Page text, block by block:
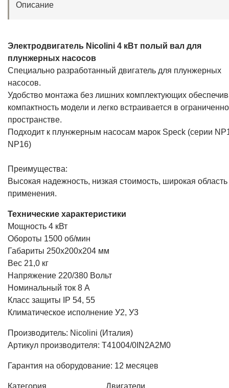
Описание
Электродвигатель Nicolini 4 кВт полый вал для
плунжерных насосов
Специально разработанный двигатель для плунжерных
насосов.
Удобство монтажа без лишних комплектующих
компактность модели и легко встраивается в
пространстве.
Подходит к плунжерным насосам марок Speck (серии
NP16)
Преимущества:
Высокая надежность, низкая стоимость, широкая область
применения.
Технические характеристики
Мощность 4 кВт
Обороты 1500 об/мин
Габариты 250х200х204 мм
Вес 21,0 кг
Напряжение 220/380 Вольт
Номинальный ток 8 А
Класс защиты IP 54, 55
Климатическое исполнение У2, У3
Производитель: Nicolini (Италия)
Артикул производителя: T41004/0IN2A2M0
Гарантия на оборудование: 12 месяцев
Категория Двигатели